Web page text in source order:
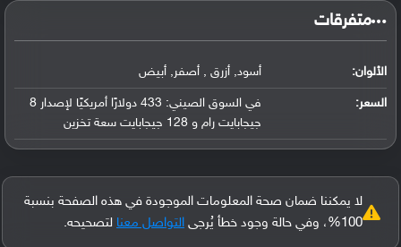
‏متفرقات‏
الألوان: أسود, أزرق , أصفر, أبيض
السعر:
في السوق الصيني: 433 دولارًا أمريكيًا لإصدار 8
جيجابايت رام و 128 جيجابايت سعة تخزين
لا يمكننا ضمان صحة المعلومات الموجودة في هذه الصفحة بنسبة
100%، وفي حالة وجود خطأ يُرجى
التواصل معنا لتصحيحه.